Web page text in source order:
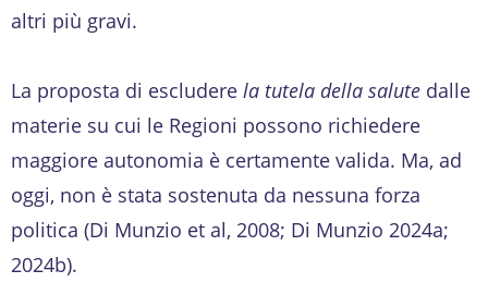
altri più gravi.
La proposta di escludere la tutela della salute dalle
materie su cui le Regioni possono richiedere
maggiore autonomia è certamente valida. Ma, ad
oggi, non è stata sostenuta da nessuna forza
politica (Di Munzio et al, 2008; Di Munzio 2024a;
2024b).